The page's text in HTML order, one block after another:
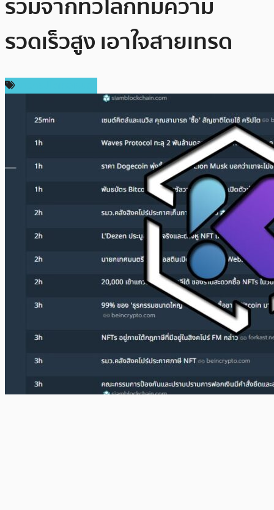
รวดเร็วสูง เอาใจสายเทรด